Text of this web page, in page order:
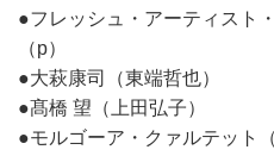
●フレッシュ・アーティスト
（p）
●大萩康司（東端哲也）
●髙橋 望（上田弘子）
●モルゴーア・クァルテット